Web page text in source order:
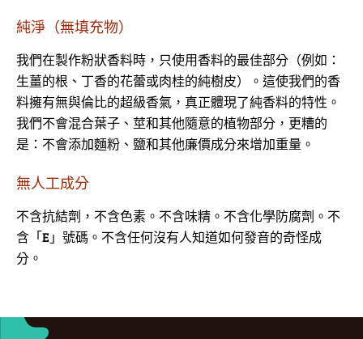
純淨（無填充物）
我們在製作粉狀香料時，只使用香料的最佳部分（例如：
生薑的根、丁香的花蕾或肉桂的純樹皮）。這使我們的香
料擁有無與倫比的超級香氣，真正體現了純香料的特性。
我們不會混合葉子、莖和其他隨意的植物部分，更糟的
是：不會添加麵粉、鹽和其他廉價成分來增加重量。
無人工成分
不含抗結劑，不含色素。不含味精。不含化學防腐劑。不
含「E」號碼。不含任何沒有人知道如何發音的奇怪成
分。